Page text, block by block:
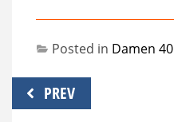
Posted in Damen 40
Beitragsnavigation
PREV